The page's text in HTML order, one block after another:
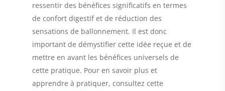
ressentir des bénéfices significatifs en termes
de confort digestif et de réduction des
sensations de ballonnement. Il est donc
important de démystifier cette idée reçue et de
mettre en avant les bénéfices universels de
cette pratique. Pour en savoir plus et
apprendre à pratiquer, consultez cette